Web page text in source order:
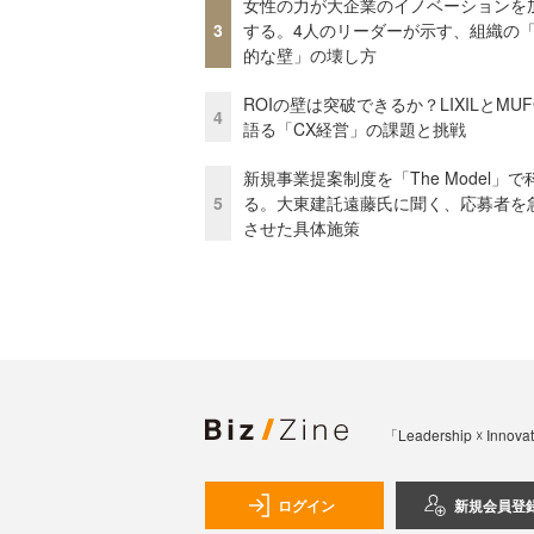
3
女性の力が大企業のイノベーションを
する。4人のリーダーが示す、組織の
的な壁」の壊し方
4
ROIの壁は突破できるか？LIXILと
語る「CX経営」の課題と挑戦
5
新規事業提案制度を「The Model」で
る。大東建託遠藤氏に聞く、応募者を
させた具体施策
「Leadership ☓
ログイン 新規会員登